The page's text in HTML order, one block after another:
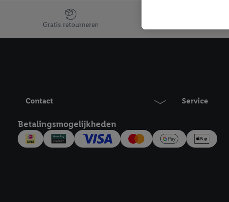
Jouw voordelen bij ons als Lidl webshop klant
Gratis retourneren
Contact Service
Betalingsmogelijkheden
Als je hiervoor
eerder interesse hebt
Lidl-diensten worden
mailadres en met
verwerkingsdoeleinden
Door te klikken op
Door op "Akkoord" te
inclusief over de
over de cookies die wij